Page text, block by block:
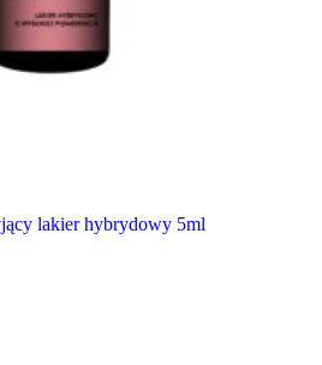
lakier hybrydowy 5ml